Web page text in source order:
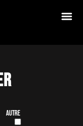
Autre